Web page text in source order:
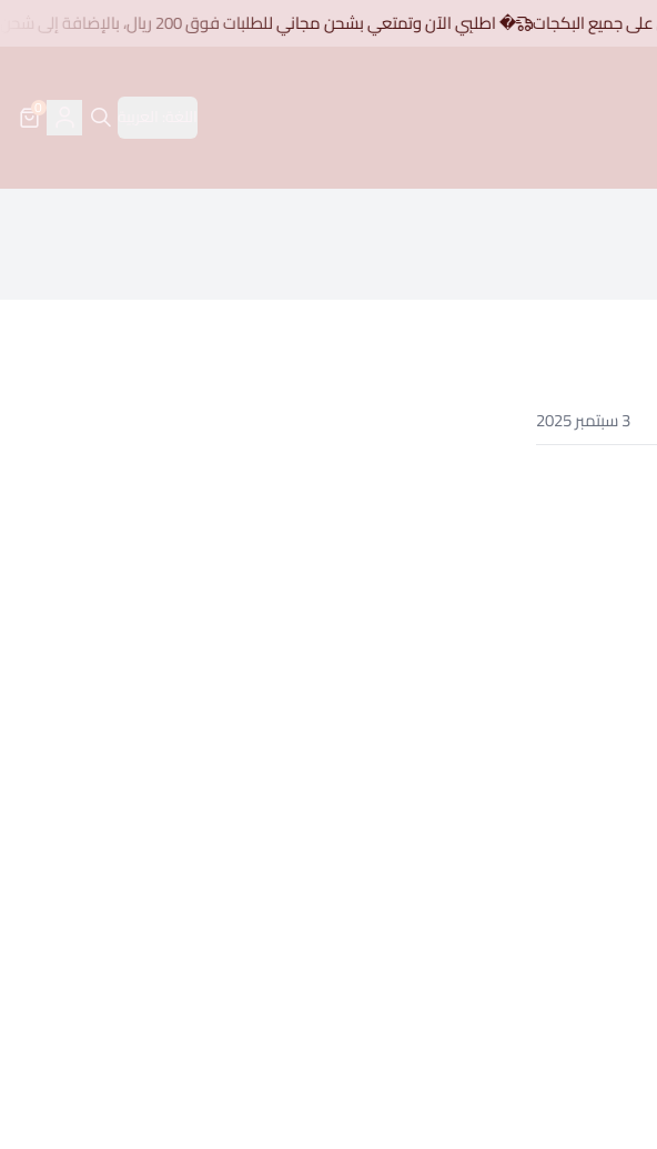
� اطلبِي الآن وتمتعي بشحن مجاني للطلبات فوق 200 ريال، بالإضافة إلى شحن مجاني على جميع البكجات
0
3 سبتمبر 2025